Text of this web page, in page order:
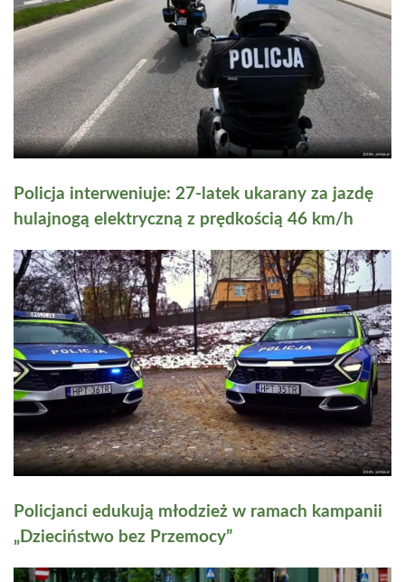
Policja interweniuje: 27-latek ukarany za jazdę
hulajnogą elektryczną z prędkością 46 km/h
Policjanci edukują młodzież w ramach kampanii
„Dzieciństwo bez Przemocy”